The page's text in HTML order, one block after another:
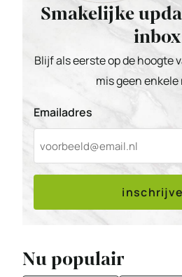
Smakelijke
inbox
Blijf als eerste op de hoogte
mis geen
Emailadres
Nu populair